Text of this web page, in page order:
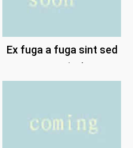
Ex fuga a fuga sint sed
excepturi.